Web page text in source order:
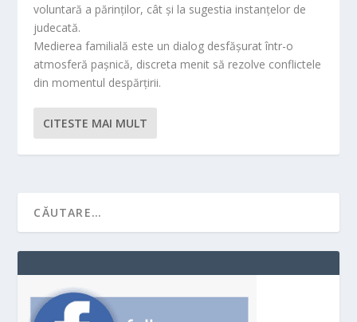
voluntară a părinţilor, cât şi la sugestia instanţelor de
judecată.
Medierea familială este un dialog desfăşurat într-o
atmosferă paşnică, discreta menit să rezolve conflictele
din momentul despărţirii.
CITESTE MAI MULT